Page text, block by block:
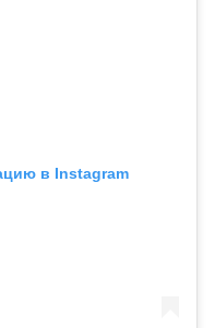
в Instagram